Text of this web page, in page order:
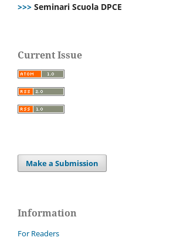
>>> Seminari Scuola DPCE
Current Issue
Make a Submission
Information
For Readers